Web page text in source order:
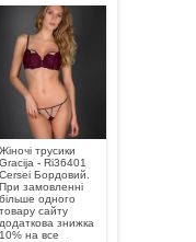
Жіночі трусики
Gracija - Ri36401
Cersei Бордовий.
При замовленні
більше одного
товару сайту
додаткова знижка
10% на все